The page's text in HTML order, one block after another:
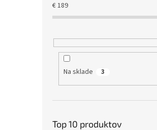
€189
Na sklade 3
Top 10 produktov